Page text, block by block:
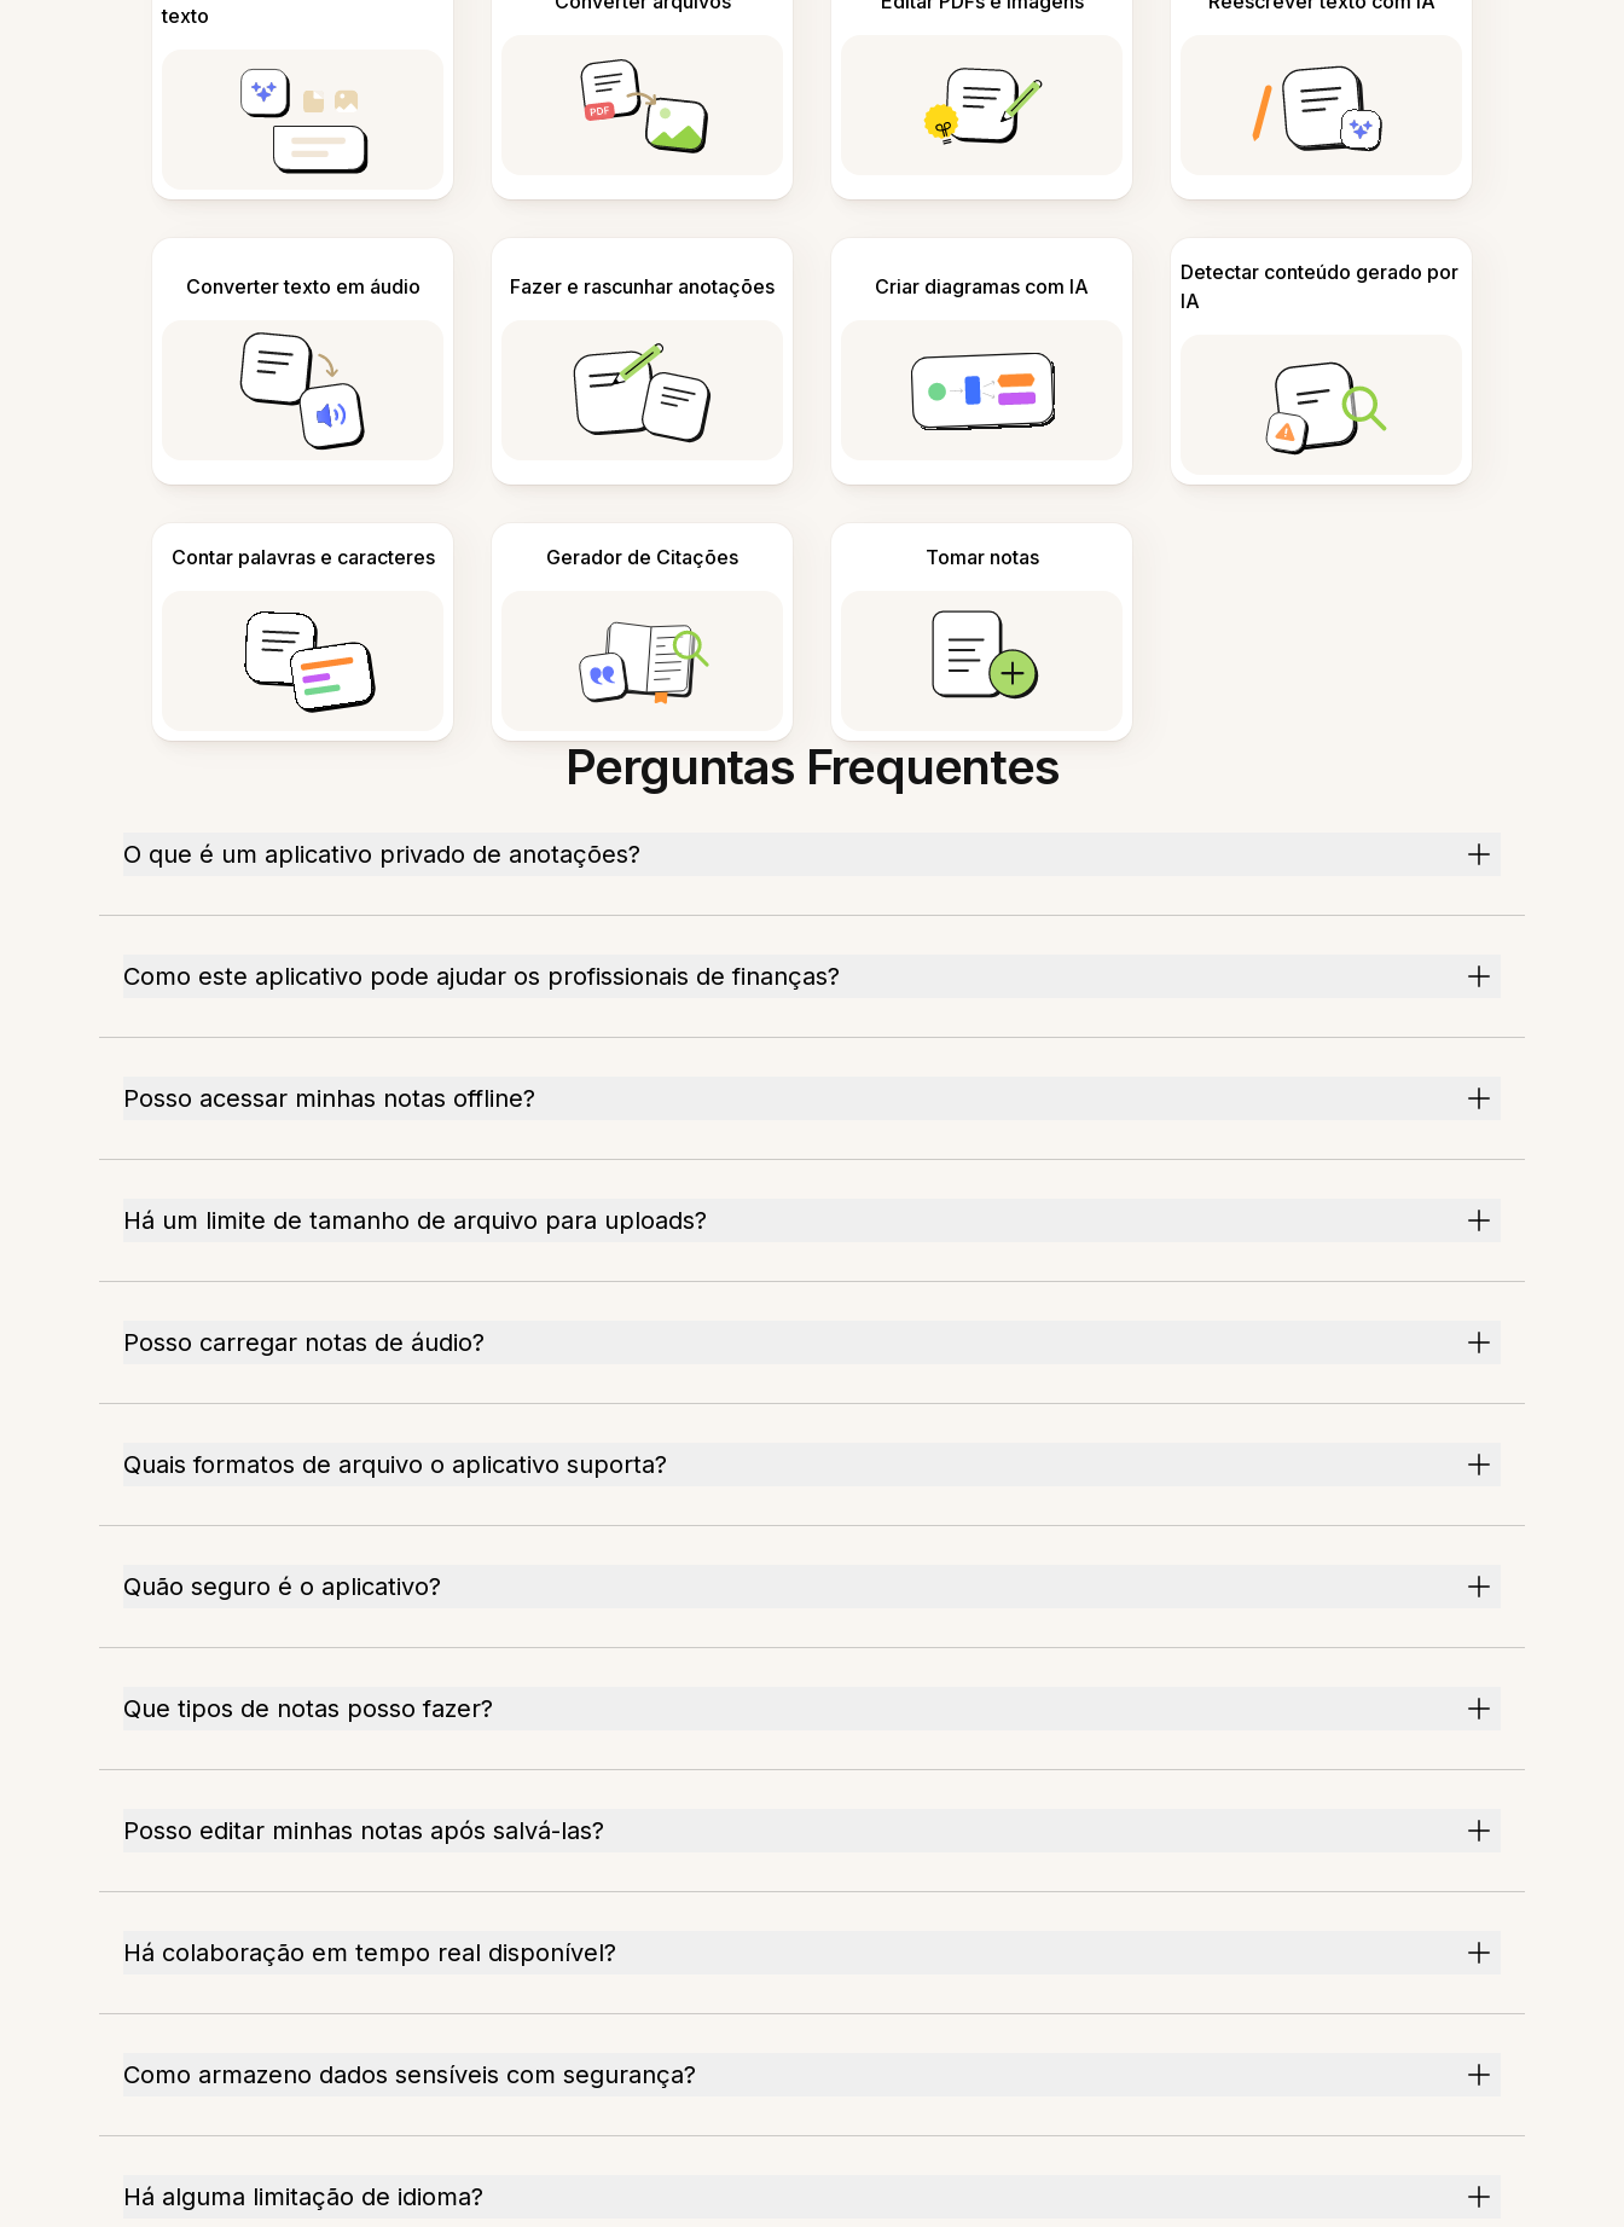
texto
Converter texto em áudio Fazer e rascunhar anotações Criar diagramas com IA
Detectar conteúdo gerado por
IA
Contar palavras e caracteres Gerador de Citações Tomar notas
Perguntas Frequentes
O que é um aplicativo privado de anotações?
Como este aplicativo pode ajudar os profissionais de finanças?
Posso acessar minhas notas offline?
Há um limite de tamanho de arquivo para uploads?
Posso carregar notas de áudio?
Quais formatos de arquivo o aplicativo suporta?
Quão seguro é o aplicativo?
Que tipos de notas posso fazer?
Posso editar minhas notas após salvá-las?
Há colaboração em tempo real disponível?
Como armazeno dados sensíveis com segurança?
Há alguma limitação de idioma?